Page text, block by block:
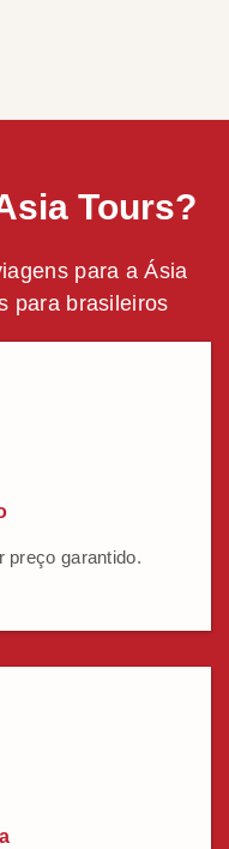
Tours?
para a Ásia
para brasileiros
preço garantido.